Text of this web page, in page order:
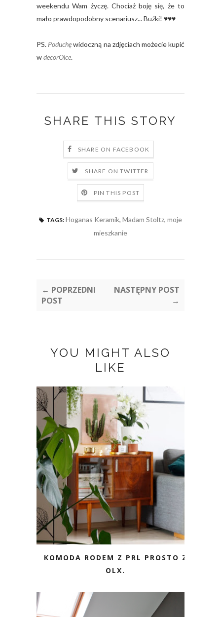
weekendu Wam życzę. Chociaż boję się, że to
mało prawdopodobny scenariusz... Buźki! ♥♥♥
PS. Poduchęwidoczną na zdjęciach możecie kupić
wdecorOlce.
SHARE THIS STORY
SHARE ON FACEBOOK
SHARE ON TWITTER
PIN THIS POST
TAGS: Hoganas Keramik, Madam Stoltz, moje
mieszkanie
← POPRZEDNI
POST
NASTĘPNY POST
→
YOU MIGHT ALSO
LIKE
KOMODA RODEM Z PRL PROSTO Z
OLX.